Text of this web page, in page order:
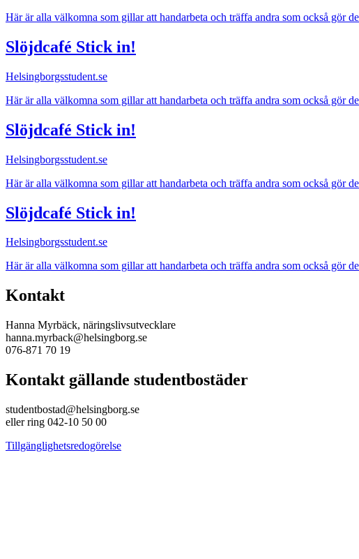
Här är alla välkomna som gillar att handarbeta och träffa andra som också gör
Slöjdcafé Stick in!
Helsingborgsstudent.se
Här är alla välkomna som gillar att handarbeta och träffa andra som också gör
Slöjdcafé Stick in!
Helsingborgsstudent.se
Här är alla välkomna som gillar att handarbeta och träffa andra som också gör
Slöjdcafé Stick in!
Helsingborgsstudent.se
Här är alla välkomna som gillar att handarbeta och träffa andra som också gör
Kontakt
Hanna Myrbäck, näringslivsutvecklare
hanna.myrback@helsingborg.se
076-871 70 19
Kontakt gällande studentbostäder
studentbostad@helsingborg.se
eller ring 042-10 50 00
Tillgänglighetsredogörelse